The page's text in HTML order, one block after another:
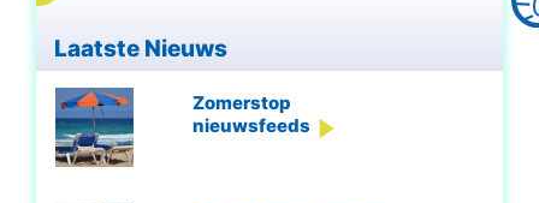
Laatste Nieuws
Zomerstop
nieuwsfeeds